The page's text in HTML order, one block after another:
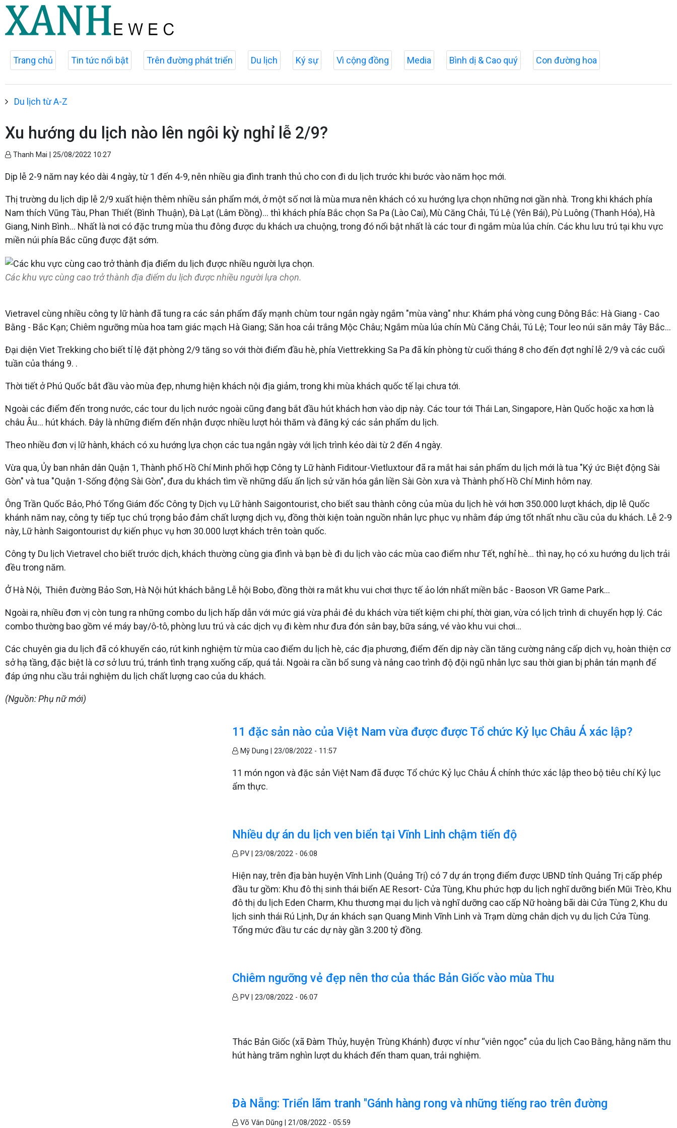
Trang chủ Tin tức nổi bật Trên đường phát triển Du lịch Ký sự Vì cộng đồng Media Bình dị & Cao quý Con đường hoa
Du lịch từ A-Z
Xu hướng du lịch nào lên ngôi kỳ nghỉ lễ 2/9?
Thanh Mai | 25/08/2022 10:27
Dịp lễ 2-9 năm nay kéo dài 4 ngày, từ 1 đến 4-9, nên nhiều gia đình tranh thủ cho con đi du lịch trước khi bước vào năm học mới.
Thị trường du lịch dịp lễ 2/9 xuất hiện thêm nhiều sản phẩm mới, ở một số nơi là mùa mưa nên khách có xu hướng lựa chọn những nơi gần nhà. Trong khi khách phía
Nam thích Vũng Tàu, Phan Thiết (Bình Thuận), Đà Lạt (Lâm Đồng)... thì khách phía Bắc chọn Sa Pa (Lào Cai), Mù Căng Chải, Tú Lệ (Yên Bái), Pù Luông (Thanh Hóa), Hà
Giang, Ninh Bình... Nhất là nơi có đặc trưng mùa thu đông được du khách ưa chuộng, trong đó nổi bật nhất là các tour đi ngắm mùa lúa chín. Các khu lưu trú tại khu vực
miền núi phía Bắc cũng được đặt sớm.
Các khu vực cùng cao trở thành địa điểm du lịch được nhiều người lựa chọn.
Vietravel cùng nhiều công ty lữ hành đã tung ra các sản phẩm đẩy mạnh chùm tour ngắn ngày ngắm "mùa vàng" như: Khám phá vòng cung Đông Bắc: Hà Giang - Cao
Bằng - Bắc Kạn; Chiêm ngưỡng mùa hoa tam giác mạch Hà Giang; Săn hoa cải trắng Mộc Châu; Ngắm mùa lúa chín Mù Căng Chải, Tú Lệ; Tour leo núi săn mây Tây Bắc...
Đại diện Viet Trekking cho biết tỉ lệ đặt phòng 2/9 tăng so với thời điểm đầu hè, phía Viettrekking Sa Pa đã kín phòng từ cuối tháng 8 cho đến đợt nghỉ lễ 2/9 và các cuối
tuần của tháng 9. .
Thời tiết ở Phú Quốc bắt đầu vào mùa đẹp, nhưng hiện khách nội địa giảm, trong khi mùa khách quốc tế lại chưa tới.
Ngoài các điểm đến trong nước, các tour du lịch nước ngoài cũng đang bắt đầu hút khách hơn vào dịp này. Các tour tới Thái Lan, Singapore, Hàn Quốc hoặc xa hơn là
châu Âu... hút khách. Đây là những điểm đến nhận được nhiều lượt hỏi thăm và đăng ký các sản phẩm du lịch.
Theo nhiều đơn vị lữ hành, khách có xu hướng lựa chọn các tua ngắn ngày với lịch trình kéo dài từ 2 đến 4 ngày.
Vừa qua, Ủy ban nhân dân Quận 1, Thành phố Hồ Chí Minh phối hợp Công ty Lữ hành Fiditour-Vietluxtour đã ra mắt hai sản phẩm du lịch mới là tua "Ký ức Biệt động Sài
Gòn" và tua "Quận 1-Sống động Sài Gòn", đưa du khách tìm về những dấu ấn lịch sử văn hóa gắn liền Sài Gòn xưa và Thành phố Hồ Chí Minh hôm nay.
Ông Trần Quốc Bảo, Phó Tổng Giám đốc Công ty Dịch vụ Lữ hành Saigontourist, cho biết sau thành công của mùa du lịch hè với hơn 350.000 lượt khách, dịp lễ Quốc
khánh năm nay, công ty tiếp tục chú trọng bảo đảm chất lượng dịch vụ, đồng thời kiện toàn nguồn nhân lực phục vụ nhằm đáp ứng tốt nhất nhu cầu của du khách. Lễ 2-9
này, Lữ hành Saigontourist dự kiến phục vụ hơn 30.000 lượt khách trên toàn quốc.
Công ty Du lịch Vietravel cho biết trước dịch, khách thường cùng gia đình và bạn bè đi du lịch vào các mùa cao điểm như Tết, nghỉ hè... thì nay, họ có xu hướng du lịch trải
đều trong năm.
Ở Hà Nội, Thiên đường Bảo Sơn, Hà Nội hút khách bằng Lễ hội Bobo, đồng thời ra mắt khu vui chơi thực tế ảo lớn nhất miền bắc - Baoson VR Game Park…
Ngoài ra, nhiều đơn vị còn tung ra những combo du lịch hấp dẫn với mức giá vừa phải đẻ du khách vừa tiết kiệm chi phí, thời gian, vừa có lịch trình di chuyển hợp lý. Các
combo thường bao gồm vé máy bay/ô-tô, phòng lưu trú và các dịch vụ đi kèm như đưa đón sân bay, bữa sáng, vé vào khu vui chơi…
Các chuyên gia du lịch đã có khuyến cáo, rút kinh nghiệm từ mùa cao điểm du lịch hè, các địa phương, điểm đến dịp này cần tăng cường nâng cấp dịch vụ, hoàn thiện cơ
sở hạ tầng, đặc biệt là cơ sở lưu trú, tránh tình trạng xuống cấp, quá tải. Ngoài ra cần bổ sung và nâng cao trình độ đội ngũ nhân lực sau thời gian bị phân tán mạnh để
đáp ứng nhu cầu trải nghiệm du lịch chất lượng cao của du khách.
(Nguồn: Phụ nữ mới)
11 đặc sản nào của Việt Nam vừa được được Tổ chức Kỷ lục Châu Á xác lập?
Mỹ Dung |23/08/2022 - 11:57
11 món ngon và đặc sản Việt Nam đã được Tổ chức Kỷ lục Châu Á chính thức xác lập theo bộ tiêu chí Kỷ lục
ẩm thực.
Nhiều dự án du lịch ven biển tại Vĩnh Linh chậm tiến độ
PV |23/08/2022 - 06:08
Hiện nay, trên địa bàn huyện Vĩnh Linh (Quảng Trị) có 7 dự án trọng điểm được UBND tỉnh Quảng Trị cấp phép
đầu tư gồm: Khu đô thị sinh thái biển AE Resort- Cửa Tùng, Khu phức hợp du lịch nghĩ dưỡng biển Mũi Trèo, Khu
đô thị du lịch Eden Charm, Khu thương mại du lịch và nghĩ dưỡng cao cấp Nữ hoàng bãi dài Cửa Tùng 2, Khu du
lịch sinh thái Rú Lịnh, Dự án khách sạn Quang Minh Vĩnh Linh và Trạm dừng chân dịch vụ du lịch Cửa Tùng.
Tổng mức đầu tư các dự này gần 3.200 tỷ đồng.
Chiêm ngưỡng vẻ đẹp nên thơ của thác Bản Giốc vào mùa Thu
PV |23/08/2022 - 06:07
Thác Bản Giốc (xã Đàm Thủy, huyện Trùng Khánh) được ví như “viên ngọc” của du lịch Cao Bằng, hằng năm thu
hút hàng trăm nghìn lượt du khách đến tham quan, trải nghiệm.
Đà Nẵng: Triển lãm tranh "Gánh hàng rong và những tiếng rao trên đường
Võ Văn Dũng |21/08/2022 - 05:59